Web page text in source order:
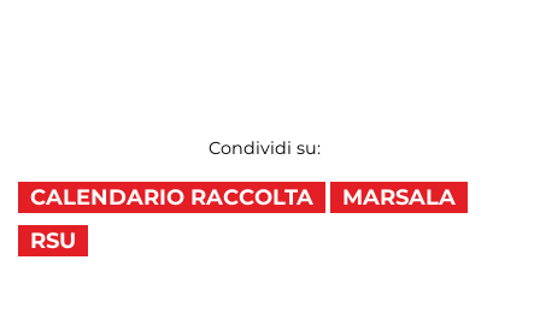
Condividi su:
CALENDARIO RACCOLTA
MARSALA
RSU